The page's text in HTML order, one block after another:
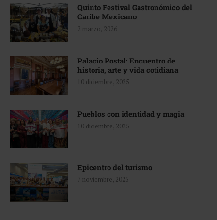
Quinto Festival Gastronómico del
Caribe Mexicano
2 marzo, 2026
Palacio Postal: Encuentro de
historia, arte y vida cotidiana
10 diciembre, 2025
Pueblos con identidad y magia
10 diciembre, 2025
Epicentro del turismo
7 noviembre, 2025